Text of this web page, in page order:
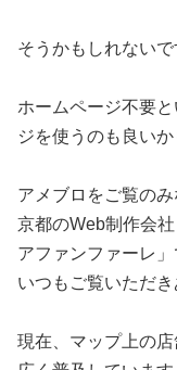
そうかもしれない
ホームページ不要
ジを使うのも良いか
アメブロをご覧の
京都のWeb制作会
アファンファーレ」
いつもご覧いただ
現在、マップ上の